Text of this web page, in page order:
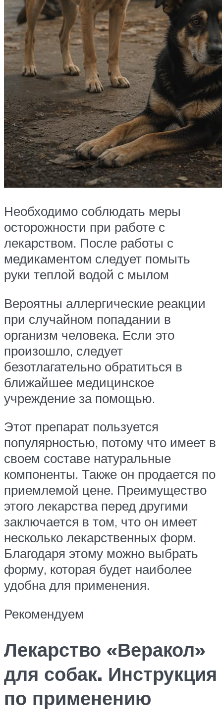
Необходимо соблюдать меры
осторожности при работе с
лекарством. После работы с
медикаментом следует помыть
руки теплой водой с мылом
Вероятны аллергические реакции
при случайном попадании в
организм человека. Если это
произошло, следует
безотлагательно обратиться в
ближайшее медицинское
учреждение за помощью.
Этот препарат пользуется
популярностью, потому что имеет в
своем составе натуральные
компоненты. Также он продается по
приемлемой цене. Преимущество
этого лекарства перед другими
заключается в том, что он имеет
несколько лекарственных форм.
Благодаря этому можно выбрать
форму, которая будет наиболее
удобна для применения.
Рекомендуем
Лекарство «Веракол»
для собак. Инструкция
по применению